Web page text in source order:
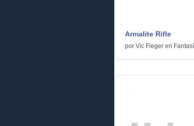
Armalite Rifle
por Vic Fieger en